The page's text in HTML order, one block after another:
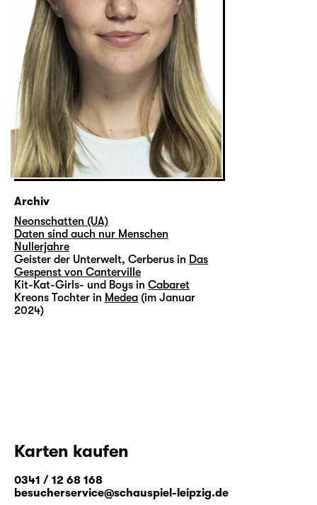
Archiv
Neonschatten (UA)
Daten sind auch nur Menschen
Nullerjahre
Geister der Unterwelt, Cerberus in Das
Gespenst von Canterville
Kit-Kat-Girls- und Boys in Cabaret
Kreons Tochter in Medea (im Januar
2024)
Karten kaufen
0341 / 12 68 168
besucherservice@schauspiel-leipzig.de